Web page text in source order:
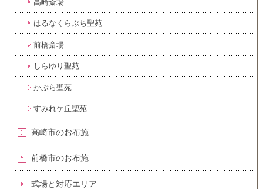
高崎斎場
はるなくらぶち聖苑
前橋斎場
しらゆり聖苑
かぶら聖苑
すみれケ丘聖苑
高崎市のお布施
前橋市のお布施
式場と対応エリア